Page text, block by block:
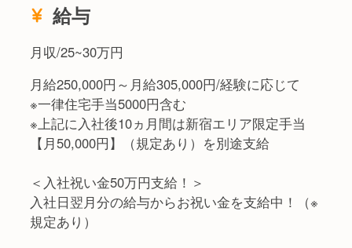
給与
月収/25~30万円
月給250,000円～月給305,000円/経験に応じて
※一律住宅手当5000円含む
※上記に入社後10ヵ月間は新宿エリア限定手当
【月50,000円】（規定あり）を別途支給
＜入社祝い金50万円支給！＞
入社日翌月分の給与からお祝い金を支給中！（※
規定あり）